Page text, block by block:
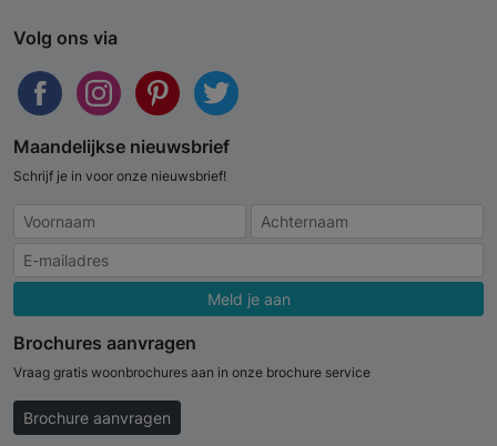
Volg ons via
Maandelijkse nieuwsbrief
Schrijf je in voor onze nieuwsbrief!
Meld je aan
Brochures aanvragen
Vraag gratis woonbrochures aan in onze brochure service
Brochure aanvragen